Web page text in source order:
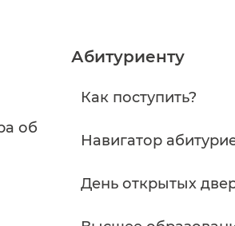
об
Абитуриенту
Как поступить?
Навигатор
День открытых